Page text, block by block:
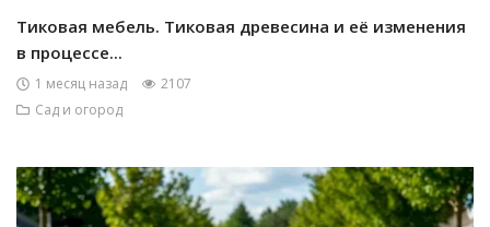
Тиковая мебель. Тиковая древесина и её изменения
в процессе...
1 месяц назад
2107
Сад и огород